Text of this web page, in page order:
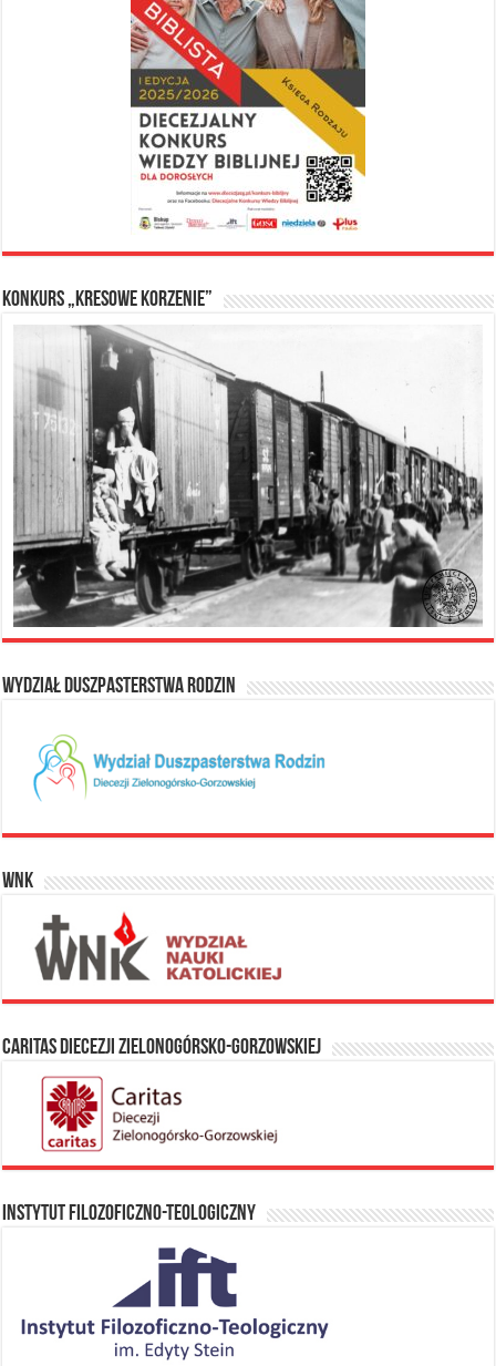
Konkurs „Kresowe Korzenie”
Wydział Duszpasterstwa Rodzin
WNK
Caritas Diecezji Zielonogórsko-Gorzowskiej
Instytut Filozoficzno-Teologiczny